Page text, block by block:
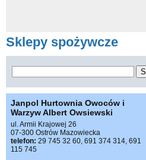
Sklepy spożywcze
Janpol Hurtownia Owoców i
Warzyw Albert Owsiewski
ul. Armii Krajowej 26
07-300 Ostrów Mazowiecka
telefon: 29 745 32 60, 691 374 314, 691
115 745